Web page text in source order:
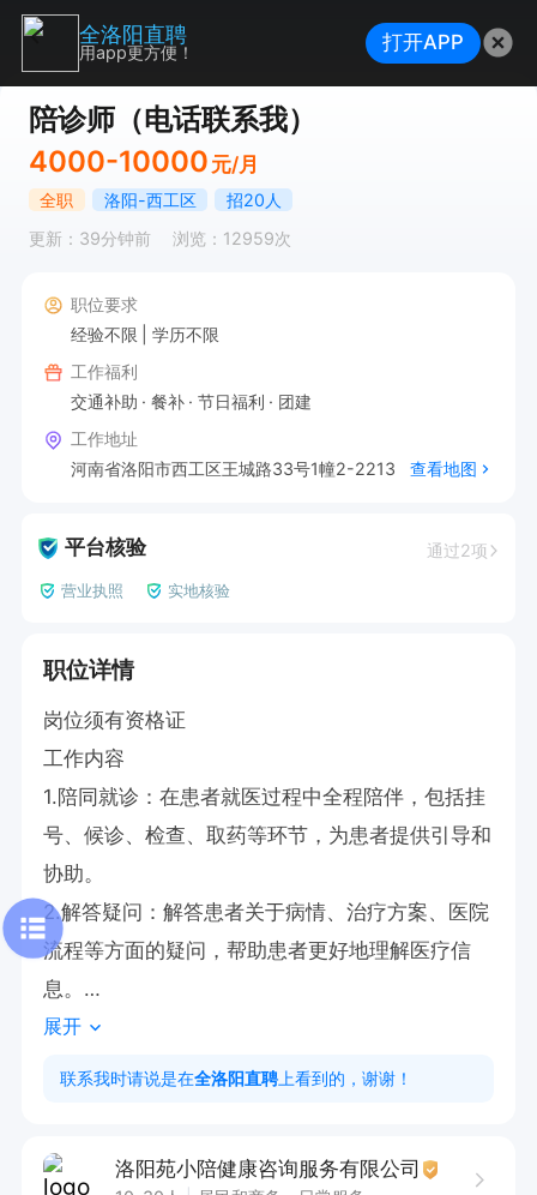
陪诊师（电话联系我）
4000-10000 元/月
全职 洛阳-西工区
招20人
更新：39分钟前
浏览：12959次
职位要求
经验不限
学历不限
工作福利
交通补助
餐补 节日福利
团建
工作地址
河南省洛阳市西工区王城路33号1幢2-2213
查看地图
平台核验 通过2项
营业执照 实地核验
职位详情
岗位须有资格证
工作内容
1.陪同就诊：在患者就医过程中全程陪伴，包括挂
号、候诊、检查、取药等环节，为患者提供引导和
协助。
2.解答疑问：解答患者关于病情、治疗方案、医院
流程等方面的疑问，帮助患者更好地理解医疗信
息。
3.心理支持：给予患者心理上的安慰和支持，缓解
患者的紧张和焦虑情绪。
到准确传达和解答。
展开
联系我时请说是在全洛阳直聘 上看到的，谢谢！
洛阳苑小陪健康咨询服务有限公司
全洛阳直聘
用app更方便！ 打开APP